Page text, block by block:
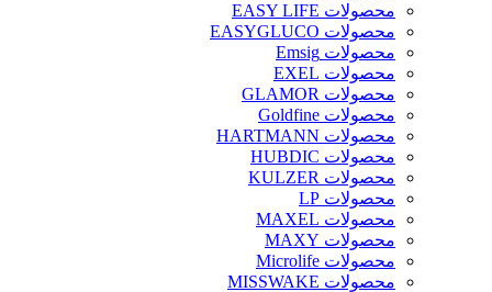
محصولات EASY LIFE
محصولات EASYGLUCO
محصولات Emsig
محصولات EXEL
محصولات GLAMOR
محصولات Goldfine
محصولات HARTMANN
محصولات HUBDIC
محصولات KULZER
محصولات LP
محصولات MAXEL
محصولات MAXY
محصولات Microlife
محصولات MISSWAKE